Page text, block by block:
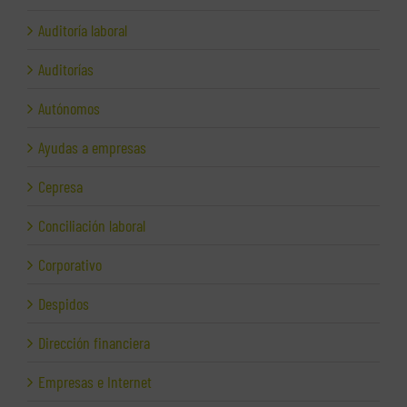
Auditoría laboral
Auditorías
Autónomos
Ayudas a empresas
Cepresa
Conciliación laboral
Corporativo
Despidos
Dirección financiera
Empresas e Internet